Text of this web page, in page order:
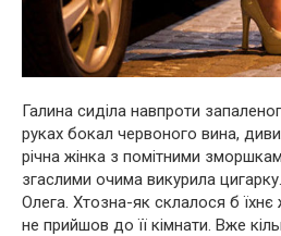
Галина сиділа навпроти
руках бокал червоного вина,
річна жінка з помітними
згаслими очима викypила
Олега. Хтозна-як склалося б їхнє
не прийшов до її кімнати. Вже